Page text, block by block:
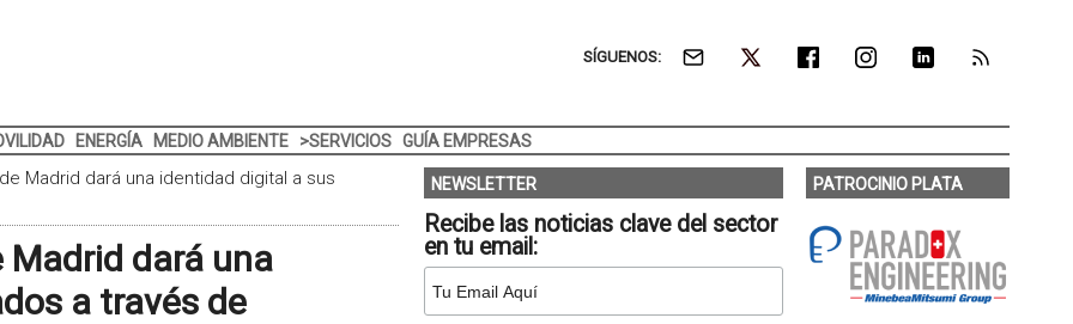
SÍGUENOS:
ENERGÍA MEDIO AMBIENTE >SERVICIOS GUÍA EMPRESAS
Madrid dará una identidad digital a sus
Madrid dará una
a través de
NEWSLETTER
Recibe las noticias clave del sector
en tu email:
PATROCINIO PLATA